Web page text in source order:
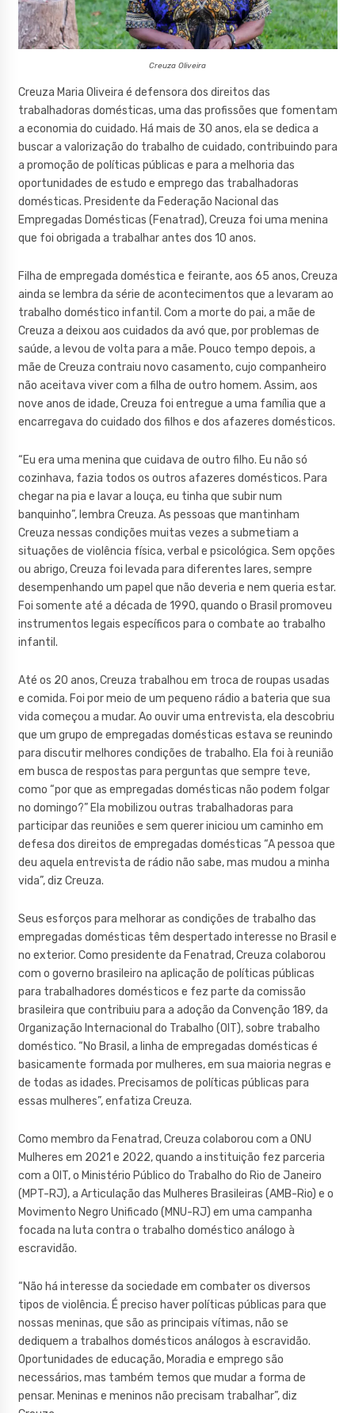
Creuza Oliveira
Creuza Maria Oliveira é defensora dos direitos das
trabalhadoras domésticas, uma das profissões que fomentam
a economia do cuidado. Há mais de 30 anos, ela se dedica a
buscar a valorização do trabalho de cuidado, contribuindo para
a promoção de políticas públicas e para a melhoria das
oportunidades de estudo e emprego das trabalhadoras
domésticas. Presidente da Federação Nacional das
Empregadas Domésticas (Fenatrad), Creuza foi uma menina
que foi obrigada a trabalhar antes dos 10 anos.
Filha de empregada doméstica e feirante, aos 65 anos, Creuza
ainda se lembra da série de acontecimentos que a levaram ao
trabalho doméstico infantil. Com a morte do pai, a mãe de
Creuza a deixou aos cuidados da avó que, por problemas de
saúde, a levou de volta para a mãe. Pouco tempo depois, a
mãe de Creuza contraiu novo casamento, cujo companheiro
não aceitava viver com a filha de outro homem. Assim, aos
nove anos de idade, Creuza foi entregue a uma família que a
encarregava do cuidado dos filhos e dos afazeres domésticos.
“Eu era uma menina que cuidava de outro filho. Eu não só
cozinhava, fazia todos os outros afazeres domésticos. Para
chegar na pia e lavar a louça, eu tinha que subir num
banquinho”, lembra Creuza. As pessoas que mantinham
Creuza nessas condições muitas vezes a submetiam a
situações de violência física, verbal e psicológica. Sem opções
ou abrigo, Creuza foi levada para diferentes lares, sempre
desempenhando um papel que não deveria e nem queria estar.
Foi somente até a década de 1990, quando o Brasil promoveu
instrumentos legais específicos para o combate ao trabalho
infantil.
Até os 20 anos, Creuza trabalhou em troca de roupas usadas
e comida. Foi por meio de um pequeno rádio a bateria que sua
vida começou a mudar. Ao ouvir uma entrevista, ela descobriu
que um grupo de empregadas domésticas estava se reunindo
para discutir melhores condições de trabalho. Ela foi à reunião
em busca de respostas para perguntas que sempre teve,
como “por que as empregadas domésticas não podem folgar
no domingo?” Ela mobilizou outras trabalhadoras para
participar das reuniões e sem querer iniciou um caminho em
defesa dos direitos de empregadas domésticas “A pessoa que
deu aquela entrevista de rádio não sabe, mas mudou a minha
vida”, diz Creuza.
Seus esforços para melhorar as condições de trabalho das
empregadas domésticas têm despertado interesse no Brasil e
no exterior. Como presidente da Fenatrad, Creuza colaborou
com o governo brasileiro na aplicação de políticas públicas
para trabalhadores domésticos e fez parte da comissão
brasileira que contribuiu para a adoção da Convenção 189, da
Organização Internacional do Trabalho (OIT), sobre trabalho
doméstico. “No Brasil, a linha de empregadas domésticas é
basicamente formada por mulheres, em sua maioria negras e
de todas as idades. Precisamos de políticas públicas para
essas mulheres”, enfatiza Creuza.
Como membro da Fenatrad, Creuza colaborou com a ONU
Mulheres em 2021 e 2022, quando a instituição fez parceria
com a OIT, o Ministério Público do Trabalho do Rio de Janeiro
(MPT-RJ), a Articulação das Mulheres Brasileiras (AMB-Rio) e o
Movimento Negro Unificado (MNU-RJ) em uma campanha
focada na luta contra o trabalho doméstico análogo à
escravidão.
“Não há interesse da sociedade em combater os diversos
tipos de violência. É preciso haver políticas públicas para que
nossas meninas, que são as principais vítimas, não se
dediquem a trabalhos domésticos análogos à escravidão.
Oportunidades de educação, Moradia e emprego são
necessários, mas também temos que mudar a forma de
pensar. Meninas e meninos não precisam trabalhar”, diz